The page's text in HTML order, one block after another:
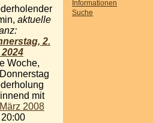
Informationen
Suche
aktuelle
2.
2024
Woche,
mit
2008